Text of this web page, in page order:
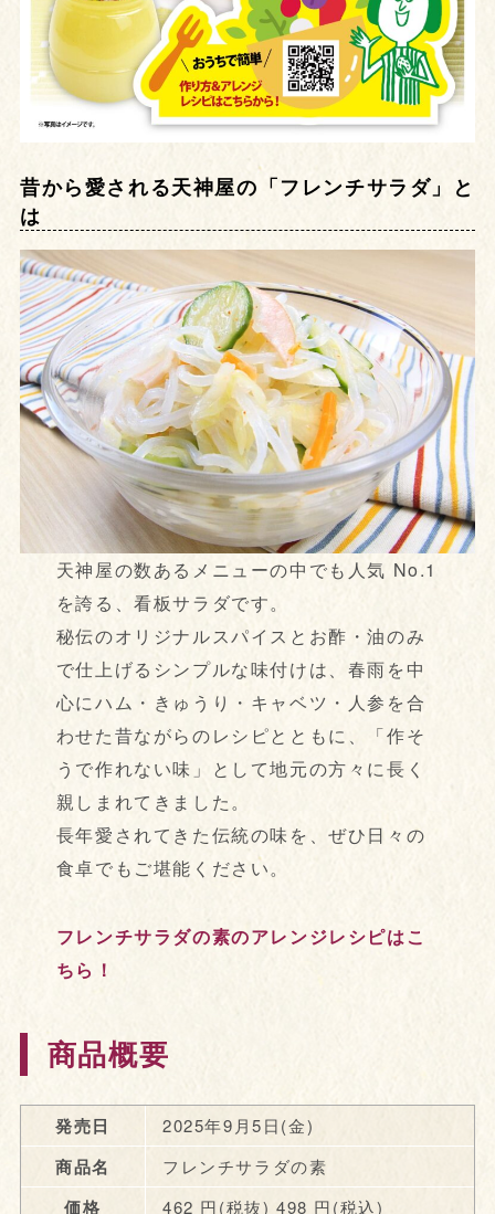
昔から愛される天神屋の「フレンチサラダ」と
は
天神屋の数あるメニューの中でも人気 No.1
を誇る、看板サラダです。
秘伝のオリジナルスパイスとお酢・油のみ
で仕上げるシンプルな味付けは、春雨を中
心にハム・きゅうり・キャベツ・人参を合
わせた昔ながらのレシピとともに、「作そ
うで作れない味」として地元の方々に長く
親しまれてきました。
長年愛されてきた伝統の味を、ぜひ日々の
食卓でもご堪能ください。
フレンチサラダの素のアレンジレシピはこ
ちら！
商品概要
発売日 2025年9月5日(金)
商品名 フレンチサラダの素
価格 462 円(税抜) 498 円(税込)